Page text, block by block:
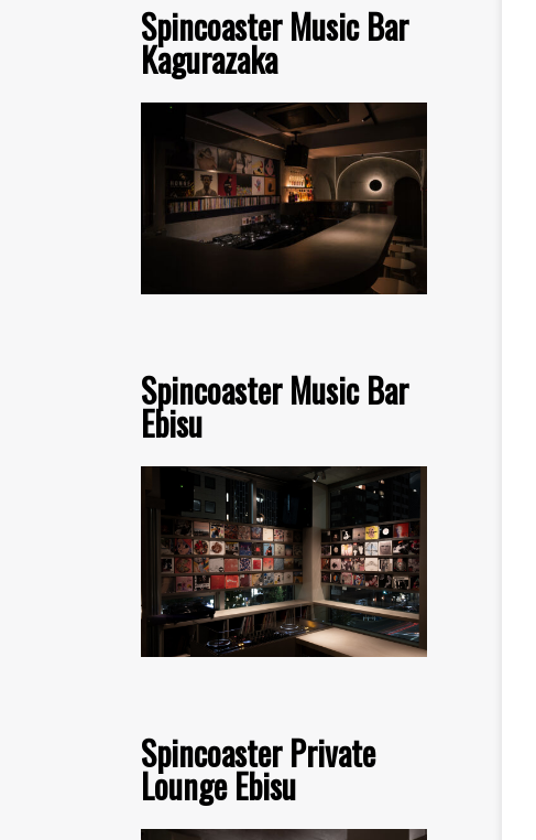
Spincoaster Music Bar
Kagurazaka
Spincoaster Music Bar
Ebisu
Spincoaster Private
Lounge Ebisu
someshiit 山姆